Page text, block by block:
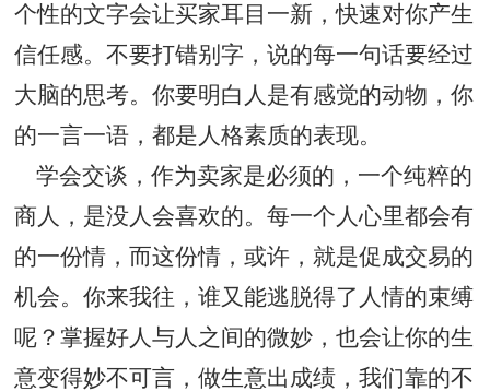
个性的文字会让买家耳目一新，快速对你产生
信任感。不要打错别字，说的每一句话要经过
大脑的思考。你要明白人是有感觉的动物，你
的一言一语，都是人格素质的表现。
学会交谈，作为卖家是必须的，一个纯粹的
商人，是没人会喜欢的。每一个人心里都会有
的一份情，而这份情，或许，就是促成交易的
机会。你来我往，谁又能逃脱得了人情的束缚
呢？掌握好人与人之间的微妙，也会让你的生
意变得妙不可言，做生意出成绩，我们靠的不